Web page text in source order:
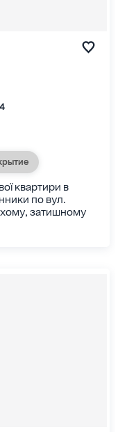
квартири в
по вул.
затишному